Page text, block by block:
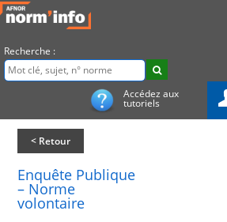
Recherche :
Accédez aux
tutoriels
< Retour
Enquête Publique
– Norme
volontaire